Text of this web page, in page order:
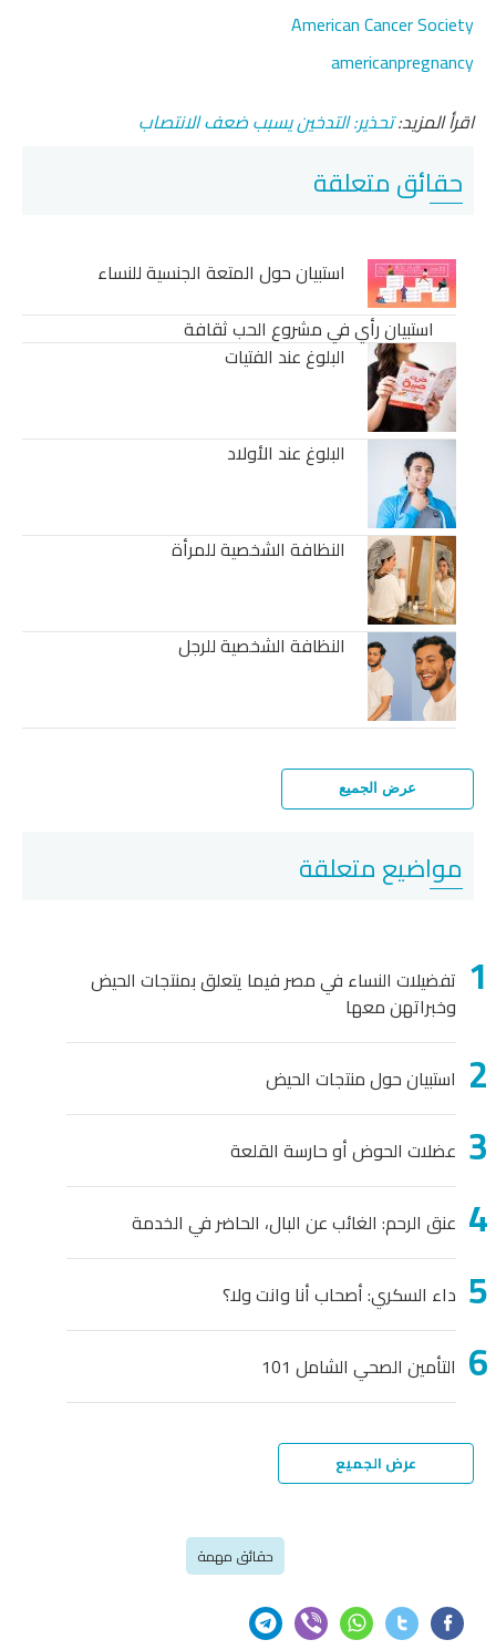
American Cancer Society
americanpregnancy
اقرأ المزيد:تحذير: التدخين يسبب ضعف الانتصاب
حقائق متعلقة
استبيان حول المتعة الجنسية للنساء
استبيان رأي في مشروع الحب ثقافة
البلوغ عند الفتيات
البلوغ عند الأولاد
النظافة الشخصية للمرأة
النظافة الشخصية للرجل
عرض الجميع
مواضيع متعلقة
تفضيلات النساء في مصر فيما يتعلق بمنتجات الحيض
وخبراتهن معها
استبيان حول منتجات الحيض
عضلات الحوض أو حارسة القلعة
عنق الرحم: الغائب عن البال، الحاضر في الخدمة
داء السكري: أصحاب أنا وانت ولا؟
التأمين الصحي الشامل 101
عرض الجميع
حقائق مهمة